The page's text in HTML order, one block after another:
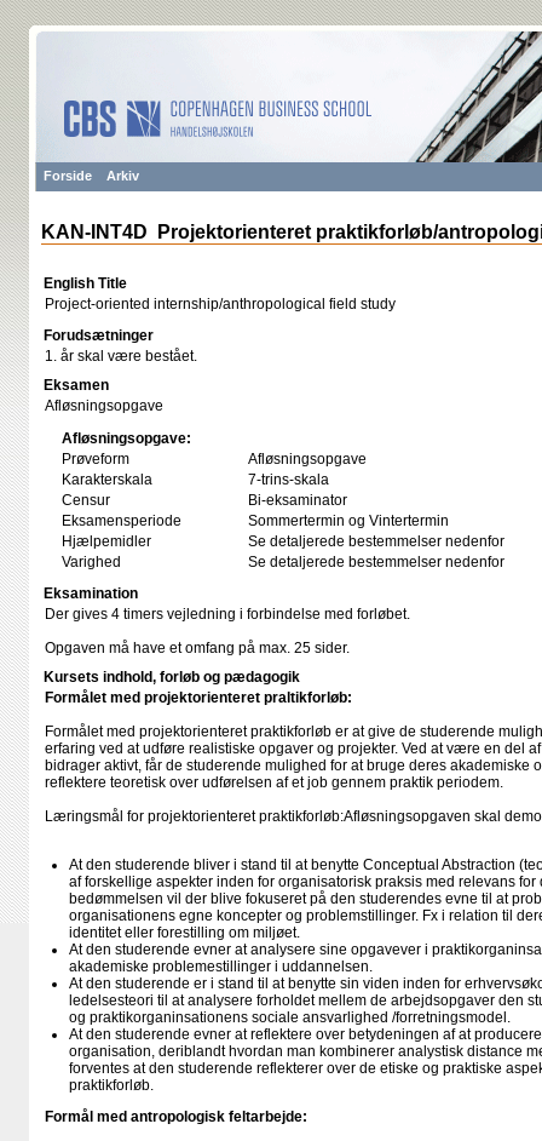
Forside Arkiv
KAN-INT4D Projektorienteret praktikforløb/
English Title
Project-oriented internship/anthropological field study
Forudsætninger
1. år skal være bestået.
Eksamen
Afløsningsopgave
Afløsningsopgave:
Prøveform
Afløsningsopgave
Karakterskala
7-trins-skala
Censur
Bi-eksaminator
Eksamensperiode
Sommertermin og Vintertermin
Hjælpemidler
Se detaljerede bestemmelser nedenfor
Varighed
Se detaljerede bestemmelser nedenfor
Eksamination
Der gives 4 timers vejledning i forbindelse med forløbet.
Opgaven må have et omfang på max. 25 sider.
Kursets indhold, forløb og pædagogik
Formålet med projektorienteret praltikforløb:
Formålet med projektorienteret praktikforløb er at give de studerende
erfaring ved at udføre realistiske opgaver og projekter. Ved at være en del
bidrager aktivt, får de studerende mulighed for at bruge deres akademiske
reflektere teoretisk over udførelsen af et job gennem praktik periodem.
Læringsmål for projektorienteret praktikforløb:Afløsningsopgaven skal
At den studerende bliver i stand til at benytte Conceptual Abstraction
af forskellige aspekter inden for organisatorisk praksis med relevans
bedømmelsen vil der blive fokuseret på den studerendes evne til at
organisationens egne koncepter og problemstillinger. Fx i relation til
identitet eller forestilling om miljøet.
At den studerende evner at analysere sine opgavever i
akademiske problemestillinger i uddannelsen.
At den studerende er i stand til at benytte sin viden inden for
ledelsesteori til at analysere forholdet mellem de arbejdsopgaver den
og praktikorganinsationens sociale ansvarlighed /forretningsmodel.
At den studerende evner at reflektere over betydeningen af at
organisation, deriblandt hvordan man kombinerer analystisk distance
forventes at den studerende reflekterer over de etiske og praktiske
praktikforløb.
Formål med antropologisk feltarbejde: